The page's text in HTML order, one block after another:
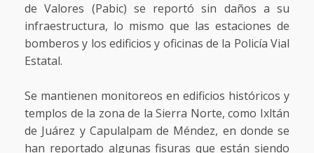
de Valores (Pabic) se reportó sin daños a su
infraestructura, lo mismo que las estaciones de
bomberos y los edificios y oficinas de la Policía Vial
Estatal.
Se mantienen monitoreos en edificios históricos y
templos de la zona de la Sierra Norte, como Ixltán
de Juárez y Capulalpam de Méndez, en donde se
han reportado algunas fisuras que están siendo